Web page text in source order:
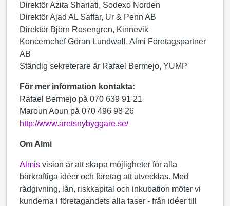
Direktör Azita Shariati, Sodexo Norden
Direktör Ajad AL Saffar, Ur & Penn AB
Direktör Björn Rosengren, Kinnevik
Koncernchef Göran Lundwall, Almi Företagspartner
AB
Ständig sekreterare är Rafael Bermejo, YUMP
För mer information kontakta:
Rafael Bermejo på 070 639 91 21
Maroun Aoun på 070 496 98 26
http://www.aretsnybyggare.se/
Om Almi
Almis vision är att skapa möjligheter för alla
bärkraftiga idéer och företag att utvecklas. Med
rådgivning, lån, riskkapital och inkubation möter vi
kunderna i företagandets alla faser - från idéer till